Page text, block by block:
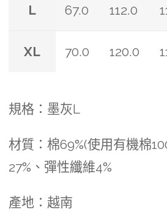
L 67.0 112.0
XL 70.0 120.0
規格：墨灰L
材質：棉69%(使用有機棉
27%、彈性纖維4%
產地：越南